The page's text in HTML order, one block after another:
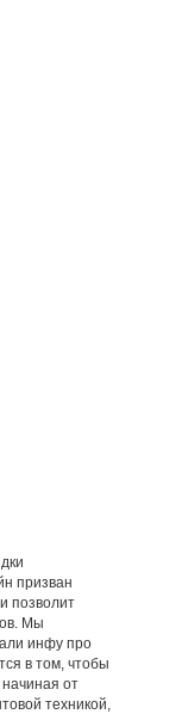
призван
позволит
Мы
инфу про
в том, чтобы
от
техникой,